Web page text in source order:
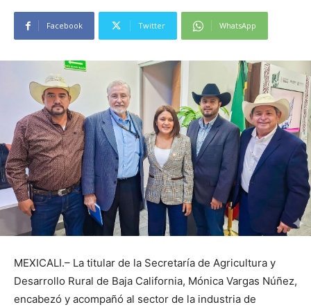
Facebook Twitter WhatsApp
MEXICALI.– La titular de la Secretaría de Agricultura y
Desarrollo Rural de Baja California, Mónica Vargas Núñez,
encabezó y acompañó al sector de la industria de